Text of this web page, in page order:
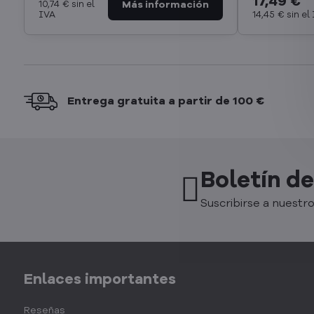
10,74 € sin el
IVA
14,45 € sin el
Entrega gratuita a partir de 100 €
Boletín
Suscribirse a
Enlaces importantes
Reseñas